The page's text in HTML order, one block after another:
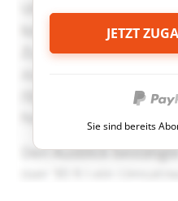
JETZT
Sie sind bereits